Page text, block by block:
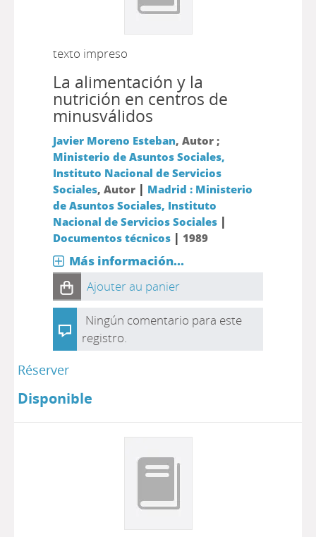
texto impreso
La alimentación y la
nutrición en centros de
minusválidos
Javier Moreno Esteban, Autor ;
Ministerio de Asuntos Sociales,
Instituto Nacional de Servicios
Sociales, Autor | Madrid : Ministerio
de Asuntos Sociales, Instituto
Nacional de Servicios Sociales|
Documentos técnicos| 1989
Más información...
Ajouter au panier
Ningún comentario para este
registro.
Réserver
Disponible